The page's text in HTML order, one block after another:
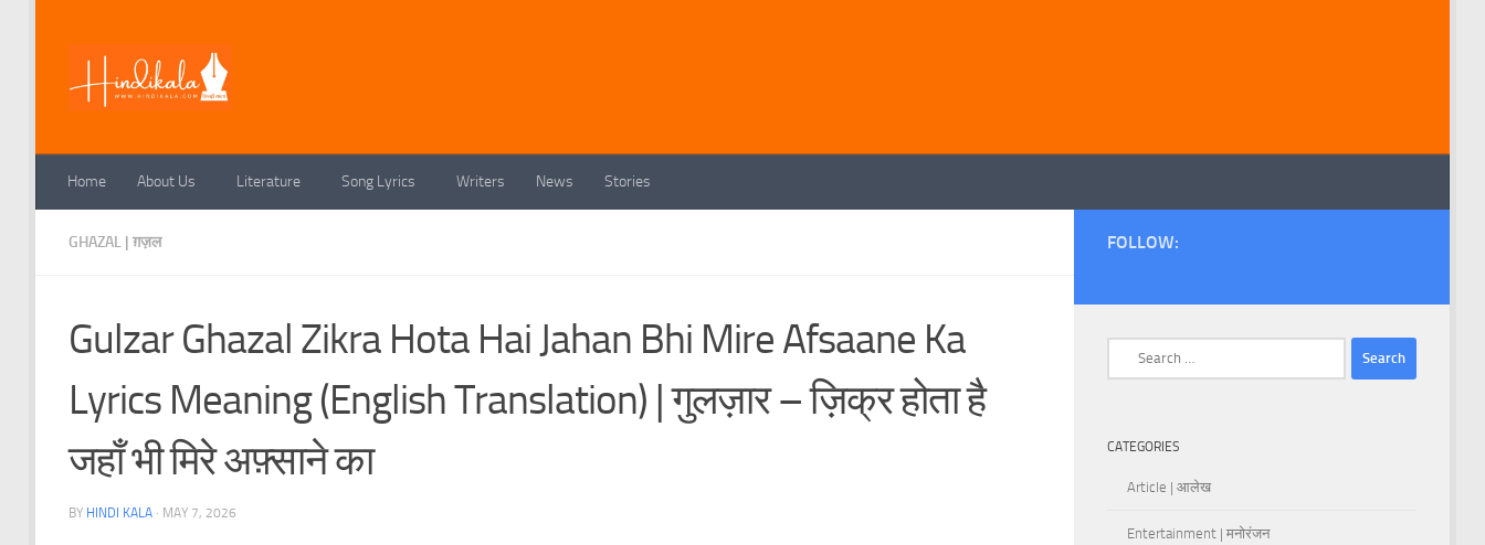
Home About Us Literature Song Lyrics Writers News Stories
GHAZAL | ग़ज़ल
Gulzar Ghazal Zikra Hota Hai Jahan Bhi Mire Afsaane Ka
Lyrics Meaning (English Translation) | गुलज़ार – ज़िक्र होता है
जहाँ भी मिरे अफ़्साने का
BY HINDI KALA · MAY 7, 2026
FOLLOW:
CATEGORIES
Article | आलेख
Entertainment | मनोरंजन